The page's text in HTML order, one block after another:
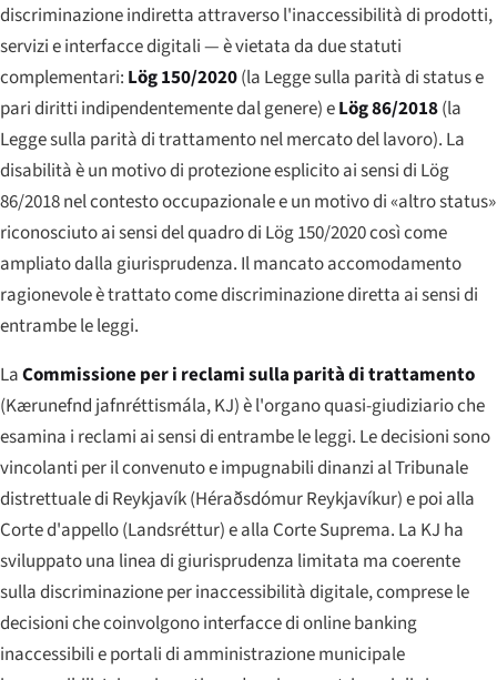
discriminazione indiretta attraverso l'inaccessibilità di prodotti,
servizi e interfacce digitali — è vietata da due statuti
complementari: Lög 150/2020(la Legge sulla parità di status e
pari diritti indipendentemente dal genere) eLög 86/2018(la
Legge sulla parità di trattamento nel mercato del lavoro). La
disabilità è un motivo di protezione esplicito ai sensi di Lög
86/2018 nel contesto occupazionale e un motivo di «altro status»
riconosciuto ai sensi del quadro di Lög 150/2020 così come
ampliato dalla giurisprudenza. Il mancato accomodamento
ragionevole è trattato come discriminazione diretta ai sensi di
entrambe le leggi.
LaCommissione per i reclami sulla parità di trattamento
(Kærunefnd jafnréttismála, KJ) è l'organo quasi-giudiziario che
esamina i reclami ai sensi di entrambe le leggi. Le decisioni sono
vincolanti per il convenuto e impugnabili dinanzi al Tribunale
distrettuale di Reykjavík (Héraðsdómur Reykjavíkur) e poi alla
Corte d'appello (Landsréttur) e alla Corte Suprema. La KJ ha
sviluppato una linea di giurisprudenza limitata ma coerente
sulla discriminazione per inaccessibilità digitale, comprese le
decisioni che coinvolgono interfacce di online banking
inaccessibili e portali di amministrazione municipale